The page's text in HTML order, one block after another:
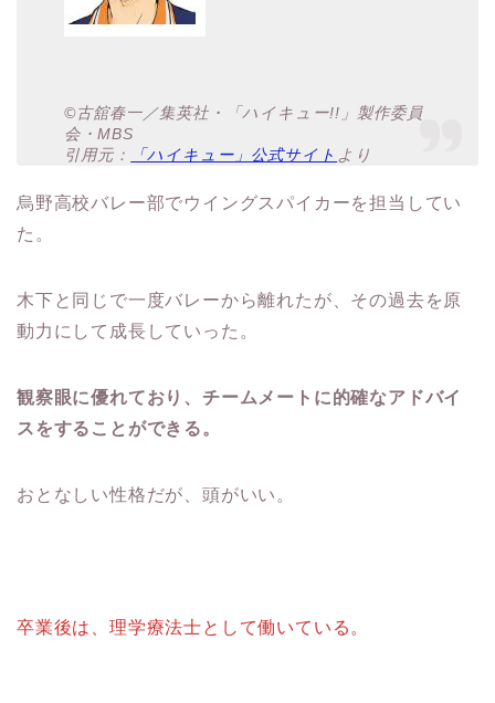
©古舘春一／集英社・「ハイキュー!!」製作委員
会・MBS
引用元：
「ハイキュー」公式サイト より
烏野高校バレー部でウイングスパイカーを担当してい
た。
木下と同じで一度バレーから離れたが、その過去を原
動力にして成長していった。
観察眼に優れており、チームメートに的確なアドバイ
スをすることができる。
おとなしい性格だが、頭がいい。
卒業後は、理学療法士として働いている。